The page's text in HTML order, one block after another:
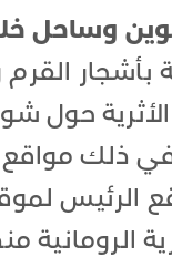
وساحل
بأشجار
حول
لا تقل عن 6000 عام،
الرئيس